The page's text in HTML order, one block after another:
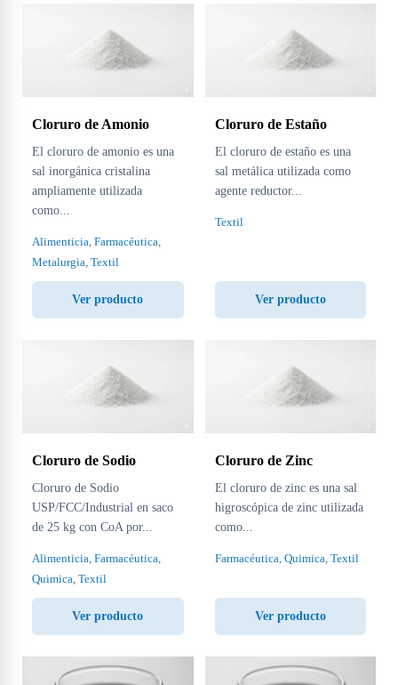
Cloruro de Amonio
El cloruro de amonio es una
sal inorgánica cristalina
ampliamente utilizada
como...
Alimenticia, Farmacéutica,
Metalurgia, Textil
Ver producto
Cloruro de Estaño
El cloruro de estaño es una
sal metálica utilizada como
agente reductor...
Textil
Ver producto
Cloruro de Sodio
Cloruro de Sodio
USP/FCC/Industrial en saco
de 25 kg con CoA por...
Alimenticia, Farmacéutica,
Quimica, Textil
Ver producto
Cloruro de Zinc
El cloruro de zinc es una sal
higroscópica de zinc utilizada
como...
Farmacéutica, Quimica, Textil
Ver producto